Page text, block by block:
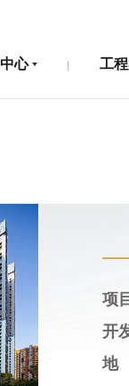
心
心
工
工
项
开